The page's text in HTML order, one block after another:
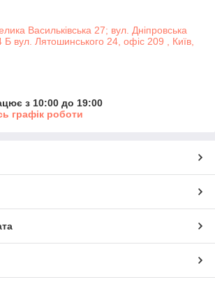
Васильківська 27; вул. Дніпровська
вул. Лятошинського 24, офіс 209 , Київ,
з 10:00 до 19:00
графік роботи